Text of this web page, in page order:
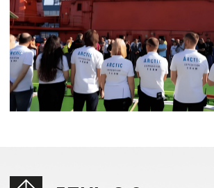
ДЕНЬ 7
ВЫСАДКА НА ПОЛЮСЕ
ног — буквально.
На подходе к полюсу капитан маневрирует
громадой ледокола, чтобы «поставить» судно
в точку 90° c.ш. — координаты географического